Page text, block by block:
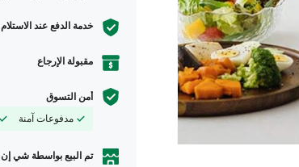
خدمة الدفع عند الاستلام
مقبولة الإرجاع
أمن التسوق
مدفوعات آمنة
تم البيع بواسطة شي إن